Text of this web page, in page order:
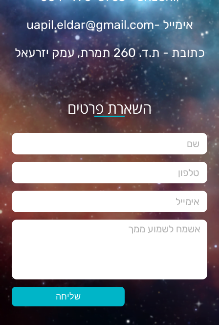
אימייל -uapil.eldar@gmail.com
כתובת - ת.ד. 260 תמרת, עמק יזרעאל
השארת פרטים
שליחה